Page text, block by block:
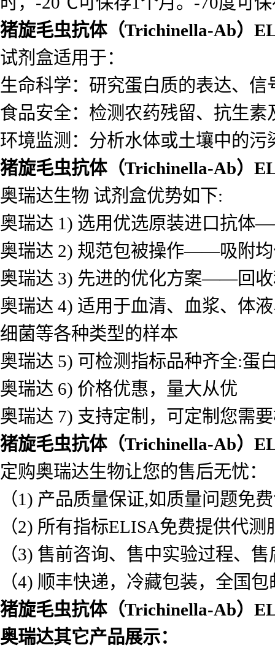
猪旋毛虫抗体（Trichinella-Ab）
试剂盒适用于：
生命科学：研究蛋白质的表达、信
食品安全：检测农药残留、抗生素
环境监测：分析水体或土壤中的
猪旋毛虫抗体（Trichinella-Ab）
奥瑞达生物 试剂盒优势如下:
奥瑞达 1) 选用优选原装进口抗
奥瑞达 2) 规范包被操作——吸附
奥瑞达 3) 先进的优化方案——回
奥瑞达 4) 适用于血清、血浆、体
细菌等各种类型的样本
奥瑞达 5) 可检测指标品种齐全:蛋
奥瑞达 6) 价格优惠，量大从优
奥瑞达 7) 支持定制，可定制您需
猪旋毛虫抗体（Trichinella-Ab）
定购奥瑞达生物让您的售后无忧：
（1) 产品质量保证,如质量问题免
（2) 所有指标ELISA免费提供代
（3) 售前咨询、售中实验过程、
（4) 顺丰快递，冷藏包装，全国包
猪旋毛虫抗体（Trichinella-Ab）
奥瑞达其它产品展示：